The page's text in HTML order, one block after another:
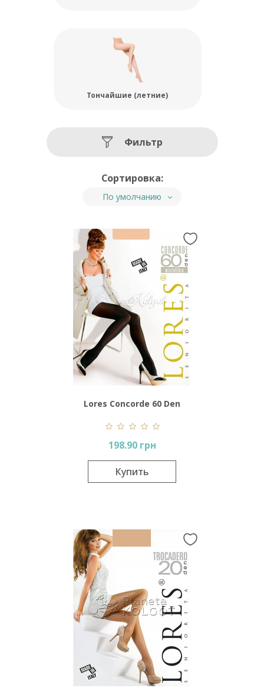
Тончайшие (летние)
Фильтр
Сортировка:
По умолчанию
Lores Concorde 60 Den
198.90 грн
Купить